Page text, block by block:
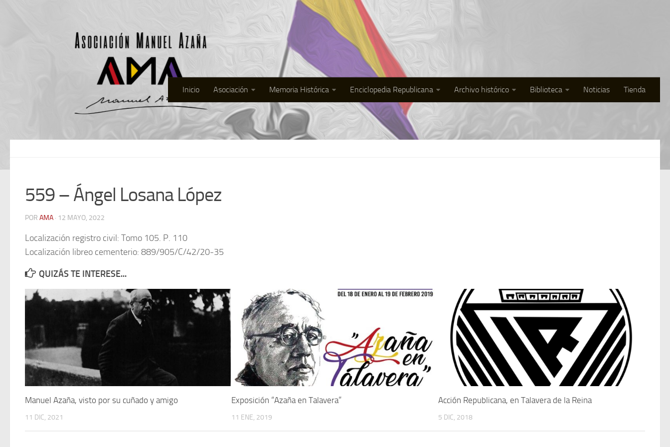
Inicio Asociación Memoria Histórica Enciclopedia Republicana Archivo histórico Biblioteca Noticias Tienda
559 – Ángel Losana López
POR AMA · 12 MAYO, 2022
Localización registro civil: Tomo 105. P. 110
Localización libreo cementerio: 889/905/C/42/20-35
QUIZÁS TE INTERESE...
Manuel Azaña, visto por su cuñado y amigo
11 DIC, 2021
Exposición “Azaña en Talavera”
11 ENE, 2019
Acción Republicana, en Talavera de la Reina
5 DIC, 2018